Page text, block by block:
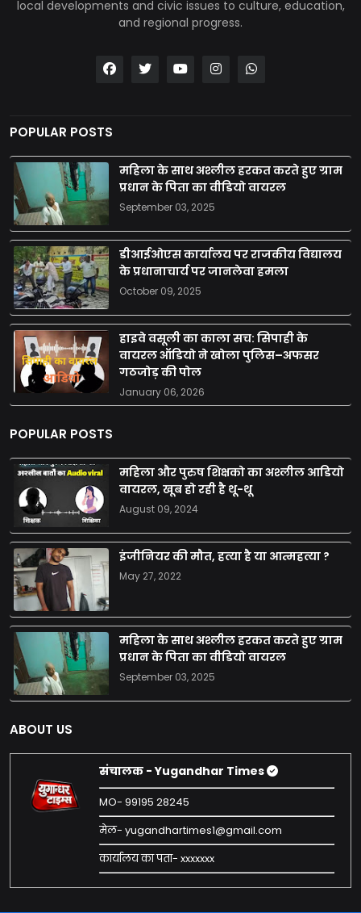
local developments and civic issues to culture, education,
and regional progress.
POPULAR POSTS
महिला के साथ अश्लील हरकत करते हुए ग्राम
प्रधान के पिता का वीडियो वायरल
September 03, 2025
डीआईओएस कार्यालय पर राजकीय विद्यालय
के प्रधानाचार्य पर जानलेवा हमला
October 09, 2025
हाइवे वसूली का काला सच: सिपाही के
वायरल ऑडियो ने खोला पुलिस–अफसर
गठजोड़ की पोल
January 06, 2026
POPULAR POSTS
महिला और पुरुष शिक्षको का अश्लील आडियो
वायरल, खूब हो रही है थू-थू
August 09, 2024
इंजीनियर की मौत, हत्या है या आत्महत्या ?
May 27, 2022
महिला के साथ अश्लील हरकत करते हुए ग्राम
प्रधान के पिता का वीडियो वायरल
September 03, 2025
ABOUT US
संचालक - Yugandhar Times
MO- 99195 28245
मेल- yugandhartimes1@gmail.com
कार्यालय का पता- xxxxxxx